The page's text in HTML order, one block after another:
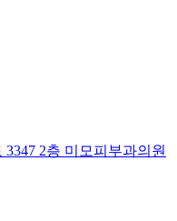
2층 미모피부과의원